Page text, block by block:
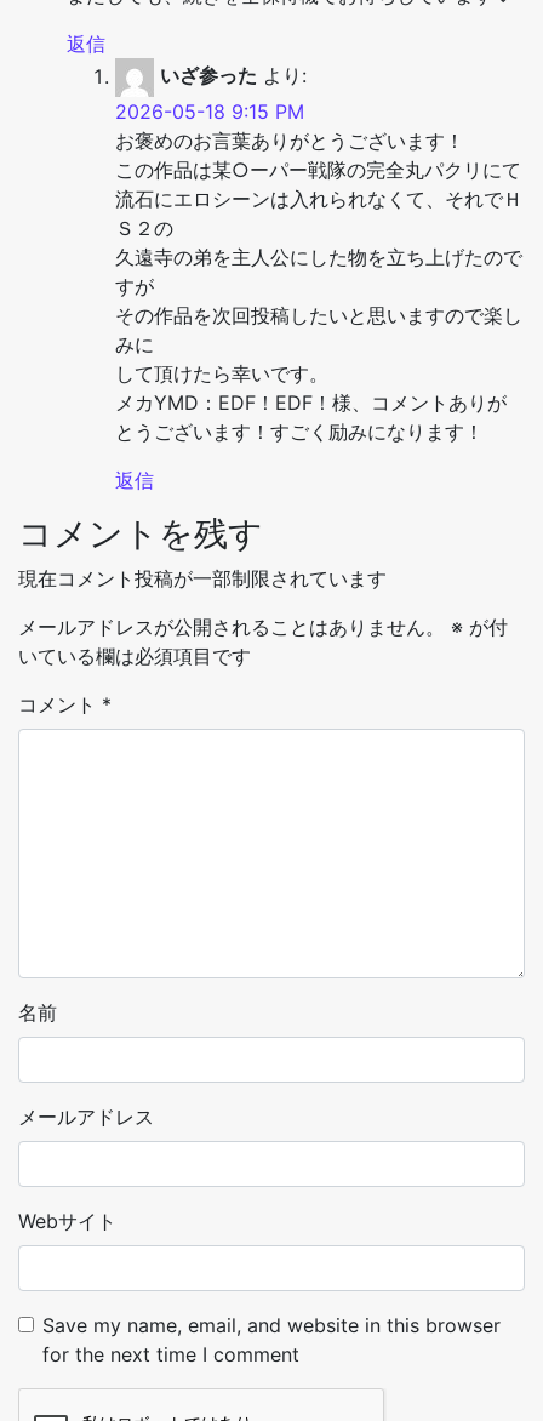
返信
いざ参った より:
2026-05-18 9:15 PM
お褒めのお言葉ありがとうございます！
この作品は某○ーパー戦隊の完全丸パクリにて
流石にエロシーンは入れられなくて、それでＨ
Ｓ２の
久遠寺の弟を主人公にした物を立ち上げたので
すが
その作品を次回投稿したいと思いますので楽し
みに
して頂けたら幸いです。
メカYMD：EDF！EDF！様、コメントありが
とうございます！すごく励みになります！
返信
コメントを残す
現在コメント投稿が一部制限されています
メールアドレスが公開されることはありません。
※ が付
いている欄は必須項目です
コメント *
名前
メールアドレス
Webサイト
Save my name, email, and website in this browser
for the next time I comment